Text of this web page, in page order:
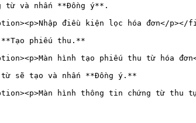
từ và nhấn **Đồng ý**.
điều kiện lọc hóa đơn</
**Tạo phiếu thu.**
hình tạo phiếu thu từ hóa
sẽ tạo và nhấn **Đồng ý.**
hình thông tin chứng từ